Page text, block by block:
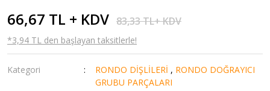
66,67 TL + KDV 83,33 TL+ KDV
*3,94 TL den başlayan taksitlerle!
Kategori RONDO DİŞLİLERİ , RONDO DOĞRAYICI
GRUBU PARÇALARI